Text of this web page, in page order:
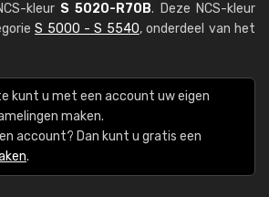
kleur S 5020-R70B. Deze NCS-kleur
S 5000 - S 5540, onderdeel van het
kunt u met een account uw eigen
maken.
account? Dan kunt u gratis een
.